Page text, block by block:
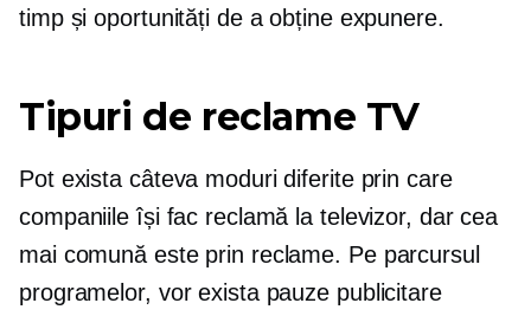
timp și oportunități de a obține expunere.
Tipuri de reclame TV
Pot exista câteva moduri diferite prin care
companiile își fac reclamă la televizor, dar cea
mai comună este prin reclame. Pe parcursul
programelor, vor exista pauze publicitare